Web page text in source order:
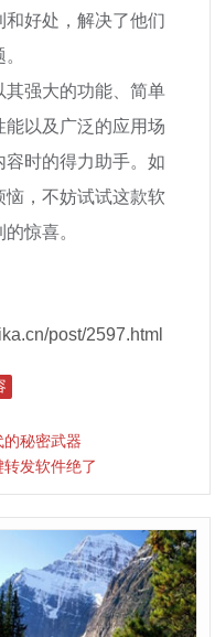
好处，解决了他们
强大的功能、简单
以及广泛的应用场
时的得力助手。如
，不妨试试这款软
惊喜。
post/2597.html
秘密武器
发软件绝了